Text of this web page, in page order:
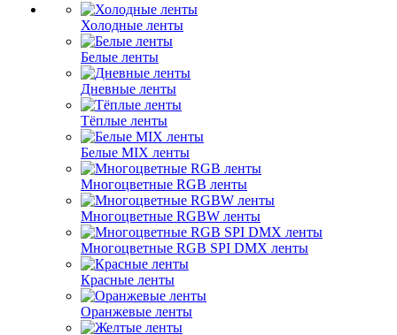
Холодные ленты
Белые ленты
Дневные ленты
Тёплые ленты
Белые MIX ленты
Многоцветные RGB ленты
Многоцветные RGBW ленты
Многоцветные RGB SPI DMX ленты
Красные ленты
Оранжевые ленты